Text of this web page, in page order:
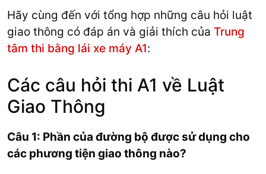
Hãy cùng đến với tổng hợp những câu hỏi luật
giao thông có đáp án và giải thích của Trung
tâm thi bằng lái xe máy A1:
Các câu hỏi thi A1 về Luật
Giao Thông
Câu 1: Phần của đường bộ được sử dụng cho
các phương tiện giao thông nào?